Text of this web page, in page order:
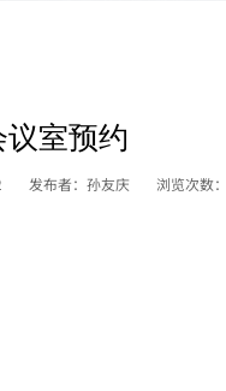
议室预约
发布者：孙友庆 浏览次数：